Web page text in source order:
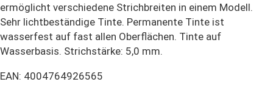
ermöglicht verschiedene Strichbreiten in einem Modell.
Sehr lichtbeständige Tinte. Permanente Tinte ist
wasserfest auf fast allen Oberflächen. Tinte auf
Wasserbasis. Strichstärke: 5,0 mm.
EAN: 4004764926565